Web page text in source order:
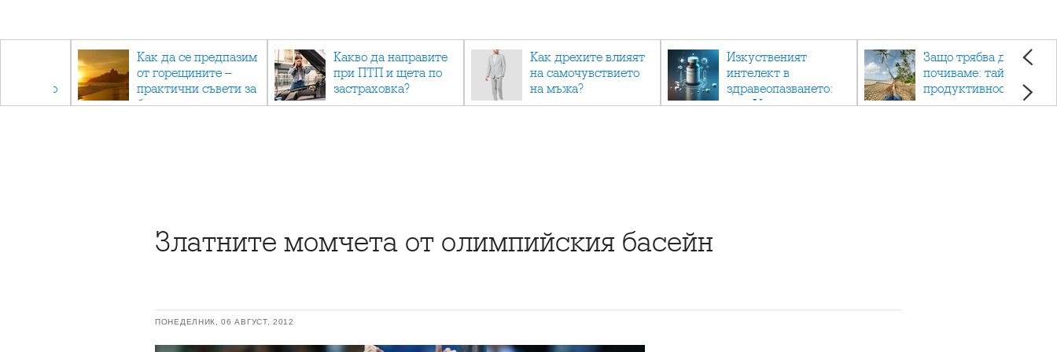
отново
Как да се предпазим
от горещините –
практични съвети за
безопасно лято
Какво да направите
при ПТП и щета по
застраховка?
Как дрехите влияят
на самочувствието
на мъжа?
Изкуственият
интелект в
здравеопазването:
как AI променя
Защо трябва да си
почиваме: тайната на
продуктивността,
здравето и добрия
Златните момчета от олимпийския басейн
ПОНЕДЕЛНИК, 06 АВГУСТ, 2012